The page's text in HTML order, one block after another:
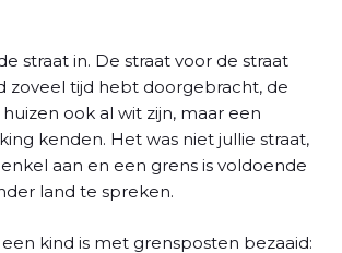
straat in. De straat voor de straat
zoveel tijd hebt doorgebracht, de
ook al wit zijn, maar een
kenden. Het was niet jullie straat,
aan en een grens is voldoende
land te spreken.
kind is met grensposten bezaaid: